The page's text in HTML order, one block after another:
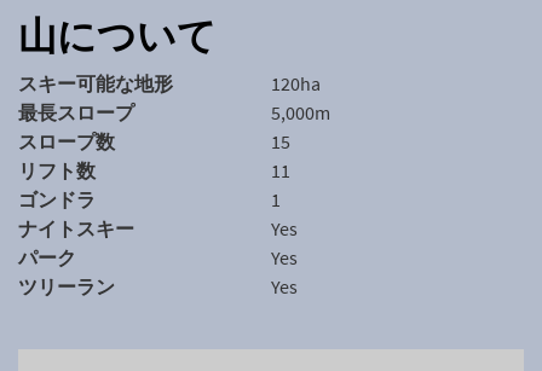
山について
スキー可能な地形
120ha
最長スロープ
5,000m
スロープ数
15
リフト数
11
ゴンドラ
1
ナイトスキー
Yes
パーク
Yes
ツリーラン
Yes